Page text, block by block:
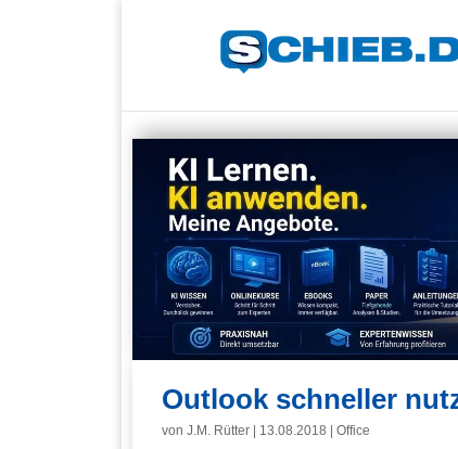
Outlook schneller
von J.M. Rütter 13.08.2018 Office